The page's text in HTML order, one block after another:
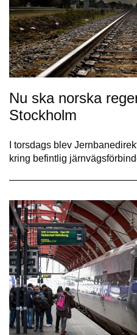
Nu ska norska
Stockholm
I torsdags blev
kring befintlig